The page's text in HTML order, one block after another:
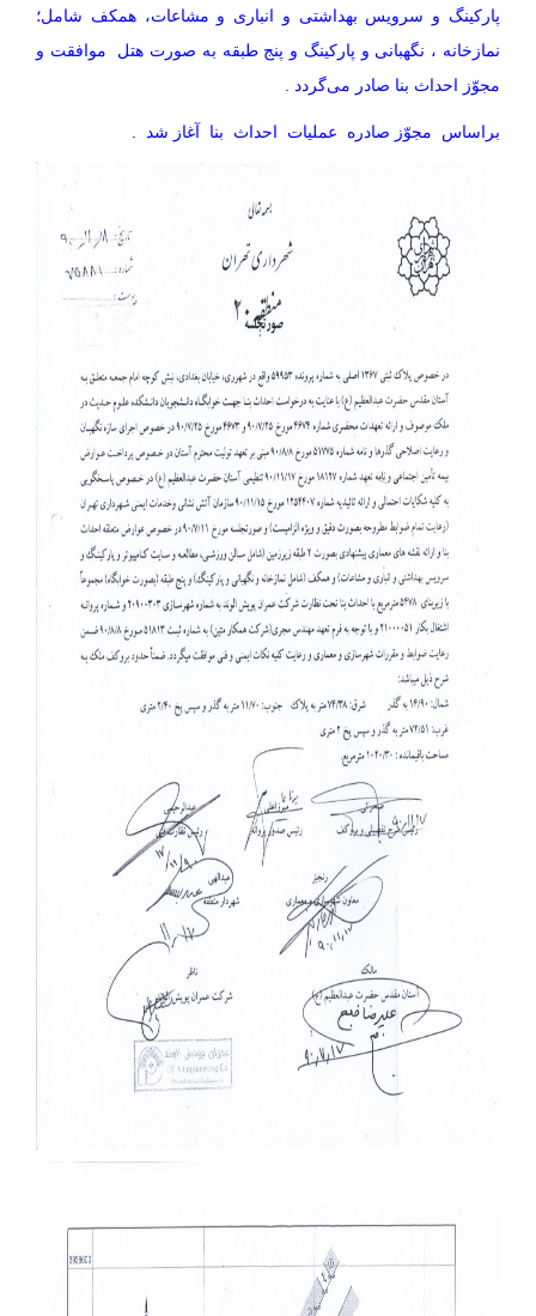
پارکینگ و سرویس بهداشتی و انباری و مشاعات، همکف شامل؛
نمازخانه ، نگهبانی و پارکینگ و پنج طبقه به صورت هتل موافقت و
مجوّز احداث بنا صادر می‌گردد .
براساس مجوّز صادره عملیات احداث بنا آغاز شد .